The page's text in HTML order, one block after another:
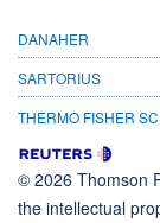
DANAHER
SARTORIUS
THERMO FISHER SC
© 2026 Thomson
the intellectual